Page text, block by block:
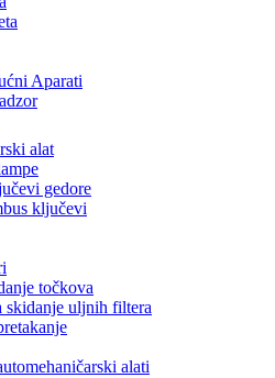
Aparati
alat
gedore
ključevi
točkova
skidanje uljnih filtera
alati